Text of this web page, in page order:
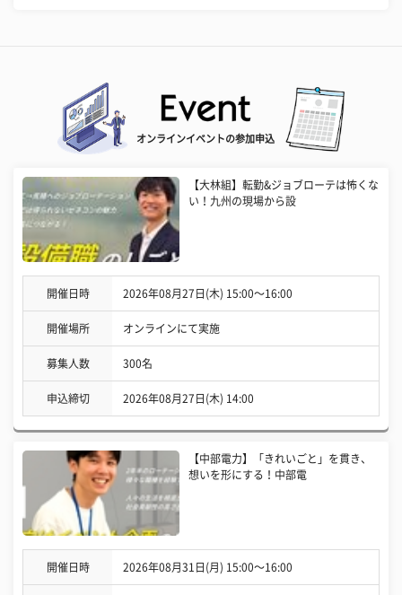
オンラインイベントの参加申込
【大林組】転勤&ジョブローテは怖くな
い！九州の現場から設
開催日時 2026年08月27日(木) 15:00〜16:00
開催場所 オンラインにて実施
募集人数 300名
申込締切 2026年08月27日(木) 14:00
【中部電力】「きれいごと」を貫き、
想いを形にする！中部電
開催日時 2026年08月31日(月) 15:00〜16:00